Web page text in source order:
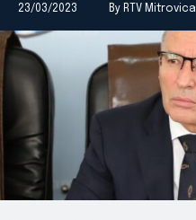
23/03/2023 By RTV Mitrovica